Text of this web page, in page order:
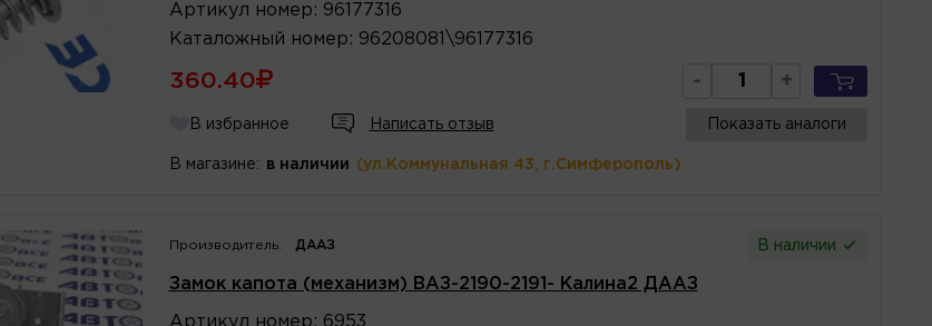
Артикул номер : 96177316
Каталожный номер : 96208081\96177316
360.40 - +
В избранное Написать отзыв Показать аналоги
В магазине: в наличии (ул.Коммунальная 43, г.Симферополь)
Производитель: ДААЗ В наличии
Замок капота (механизм) ВАЗ-2190-2191- Калина2 ДААЗ
Артикул номер : 6953